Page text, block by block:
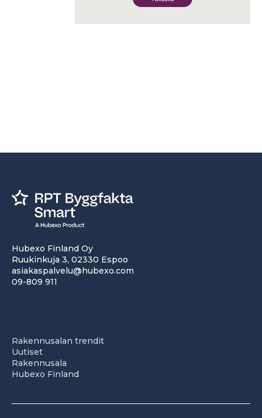
Hubexo Finland Oy
Ruukinkuja 3, 02330 Espoo
asiakaspalvelu@hubexo.com
09-809 911
Rakennusalan trendit
Uutiset
Rakennusala
Hubexo Finland